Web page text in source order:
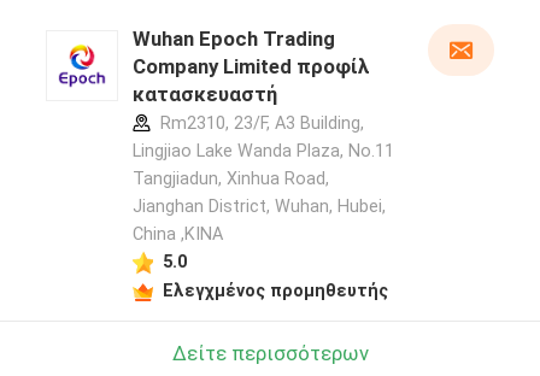
Wuhan Epoch Trading
Company Limited προφίλ
κατασκευαστή
Rm2310, 23/F, A3 Building,
Lingjiao Lake Wanda Plaza, No.11
Tangjiadun, Xinhua Road,
Jianghan District, Wuhan, Hubei,
China ,ΚΙΝΑ
5.0
Ελεγχμένος προμηθευτής
Δείτε περισσότερων